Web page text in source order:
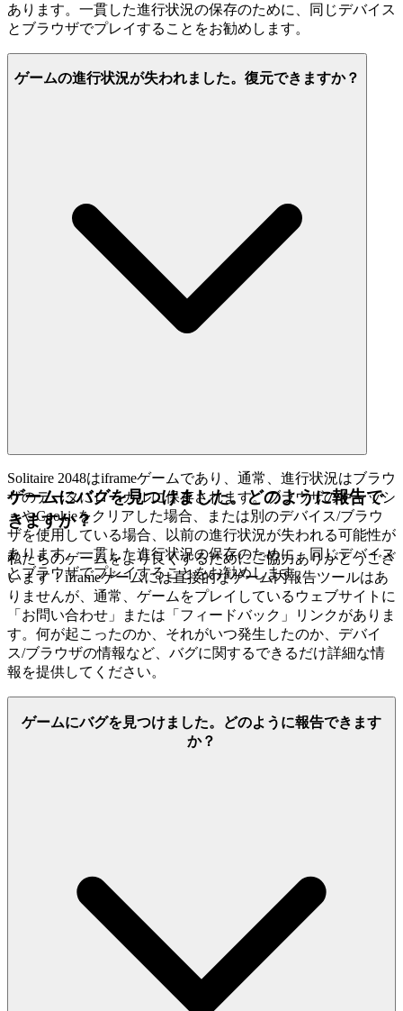
あります。一貫した進行状況の保存のために、同じデバイス
とブラウザでプレイすることをお勧めします。
ゲームの進行状況が失われました。復元できますか？
Solitaire 2048はiframeゲームであり、通常、進行状況はブラウ
ザのデータにローカルに保存されます。ブラウザのキャッシ
ュやCookieをクリアした場合、または別のデバイス/ブラウ
ザを使用している場合、以前の進行状況が失われる可能性が
あります。一貫した進行状況の保存のために、同じデバイス
とブラウザでプレイすることをお勧めします。
ゲームにバグを見つけました。どのように報告で
きますか？
私たちのゲームをより良くするためにご協力ありがとうござ
います！iframeゲームには直接的なゲーム内報告ツールはあ
りませんが、通常、ゲームをプレイしているウェブサイトに
「お問い合わせ」または「フィードバック」リンクがありま
す。何が起こったのか、それがいつ発生したのか、デバイ
ス/ブラウザの情報など、バグに関するできるだけ詳細な情
報を提供してください。
ゲームにバグを見つけました。どのように報告できます
か？